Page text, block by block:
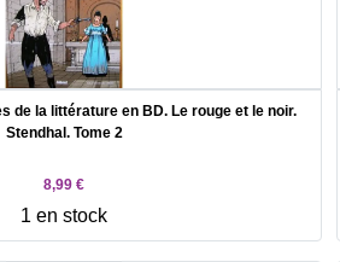
de la littérature en BD. Le rouge et le noir.
Stendhal. Tome 2
8,99 €
1 en stock